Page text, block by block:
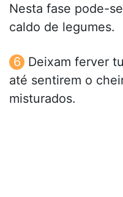
Nesta fase pode-
caldo de legumes.
Deixam ferver
até sentirem o
misturados.